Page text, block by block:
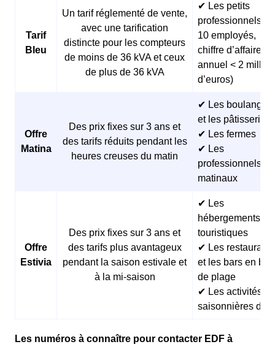
Tarif
Bleu
Un tarif réglementé de vente,
avec une tarification
distincte pour les compteurs
de moins de 36 kVA et ceux
de plus de 36 kVA
✔ Les petits
professionnels (<
10 employés,
chiffre d’affaires
annuel < 2
d’euros)
Offre
Matina
Des prix fixes sur 3 ans et
des tarifs réduits pendant les
heures creuses du matin
✔ Les
et les pâtisseries
✔ Les fermes
✔ Les
professionnels
matinaux
Offre
Estivia
Des prix fixes sur 3 ans et
des tarifs plus avantageux
pendant la saison estivale et
à la mi-saison
✔ Les
hébergements
touristiques
✔ Les restaurants
et les bars en
de plage
✔ Les activités
saisonnières
Les numéros à connaître pour contacter EDF à